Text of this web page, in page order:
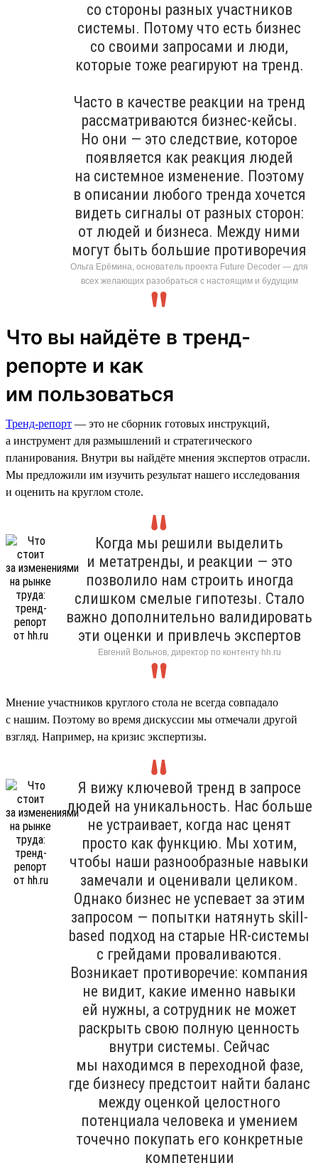
со стороны разных участников
системы. Потому что есть бизнес
со своими запросами и люди,
которые тоже реагируют на тренд.
Часто в качестве реакции на тренд
рассматриваются бизнес-кейсы.
Но они — это следствие, которое
появляется как реакция людей
на системное изменение. Поэтому
в описании любого тренда хочется
видеть сигналы от разных сторон:
от людей и бизнеса. Между ними
могут быть большие противоречия
Ольга Ерёмина, основатель проекта Future Decoder — для
всех желающих разобраться с настоящим и будущим
Что вы найдёте в тренд-
репорте и как
им пользоваться
Тренд-репорт — это не сборник готовых инструкций,
а инструмент для размышлений и стратегического
планирования. Внутри вы найдёте мнения экспертов отрасли.
Мы предложили им изучить результат нашего исследования
и оценить на круглом столе.
Когда мы решили выделить
и метатренды, и реакции — это
позволило нам строить иногда
слишком смелые гипотезы. Стало
важно дополнительно валидировать
эти оценки и привлечь экспертов
Евгений Вольнов, директор по контенту hh.ru
Мнение участников круглого стола не всегда совпадало
с нашим. Поэтому во время дискуссии мы отмечали другой
взгляд. Например, на кризис экспертизы.
Я вижу ключевой тренд в запросе
людей на уникальность. Нас больше
не устраивает, когда нас ценят
просто как функцию. Мы хотим,
чтобы наши разнообразные навыки
замечали и оценивали целиком.
Однако бизнес не успевает за этим
запросом — попытки натянуть skill-
based подход на старые HR-системы
с грейдами проваливаются.
Возникает противоречие: компания
не видит, какие именно навыки
ей нужны, а сотрудник не может
раскрыть свою полную ценность
внутри системы. Сейчас
мы находимся в переходной фазе,
где бизнесу предстоит найти баланс
между оценкой целостного
потенциала человека и умением
точечно покупать его конкретные
компетенции